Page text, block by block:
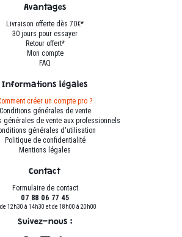
du
produit
Avantages
Livraison offerte dès 70€*
30 jours pour essayer
Retour offert*
Mon compte
FAQ
Informations légales
créer un compte pro ?
Conditions générales de vente
générales de vente aux professionnels
générales d'utilisation
Politique de confidentialité
Mentions légales
Contact
Formulaire de contact
07 88 06 77 45
12h30 à 14h30 et de 18h00 à 20h00
Suivez-nous :